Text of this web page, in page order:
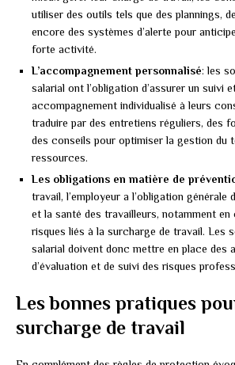
utiliser des outils tels que des plannings,
encore des systèmes d’alerte pour
forte activité.
L’accompagnement personnalisé: les
salarial ont l’obligation d’assurer un suivi
accompagnement individualisé à leurs
traduire par des entretiens réguliers, des
des conseils pour optimiser la gestion du
ressources.
Les obligations en matière de
travail, l’employeur a l’obligation générale
et la santé des travailleurs, notamment en
risques liés à la surcharge de travail. Les
salarial doivent donc mettre en place des
d’évaluation et de suivi des risques
Les bonnes pratiques
surcharge de travail